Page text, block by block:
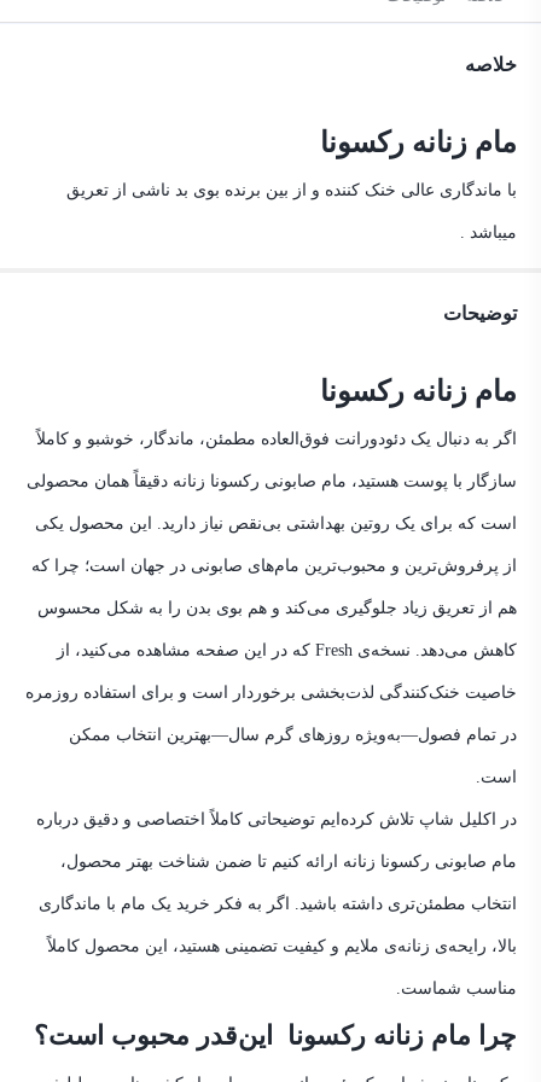
خلاصه
مام زنانه رکسونا
با ماندگاری عالی خنک کننده و از بین برنده بوی بد ناشی از تعریق
میباشد .
توضیحات
مام زنانه رکسونا
اگر به دنبال یک دئودورانت فوق‌العاده مطمئن، ماندگار، خوشبو و کاملاً
سازگار با پوست هستید، مام صابونی رکسونا زنانه دقیقاً همان محصولی
است که برای یک روتین بهداشتی بی‌نقص نیاز دارید. این محصول یکی
از پرفروش‌ترین و محبوب‌ترین مام‌های صابونی در جهان است؛ چرا که
هم از تعریق زیاد جلوگیری می‌کند و هم بوی بدن را به شکل محسوس
کاهش می‌دهد. نسخه‌ی Fresh که در این صفحه مشاهده می‌کنید، از
خاصیت خنک‌کنندگی لذت‌بخشی برخوردار است و برای استفاده روزمره
در تمام فصول—به‌ویژه روزهای گرم سال—بهترین انتخاب ممکن
است.
در اکلیل شاپ تلاش کرده‌ایم توضیحاتی کاملاً اختصاصی و دقیق درباره
مام صابونی رکسونا زنانه ارائه کنیم تا ضمن شناخت بهتر محصول،
انتخاب مطمئن‌تری داشته باشید. اگر به فکر خرید یک مام با ماندگاری
بالا، رایحه‌ی زنانه‌ی ملایم و کیفیت تضمینی هستید، این محصول کاملاً
مناسب شماست.
چرا مام زنانه رکسونا این‌قدر محبوب است؟